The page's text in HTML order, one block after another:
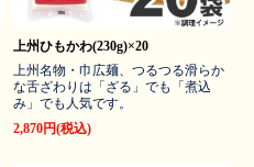
上州ひもかわ(230g)×20
上州名物・巾広麺、つるつる滑らか
な舌ざわりは「ざる」でも「煮込
み」でも人気です。
2,870円(税込)